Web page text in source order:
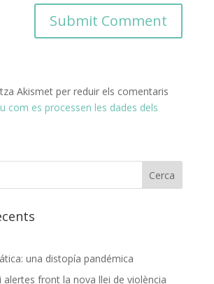
Akismet per reduir els comentaris
com es processen les dades dels
una distopía pandémica
alertes front la nova llei de violència